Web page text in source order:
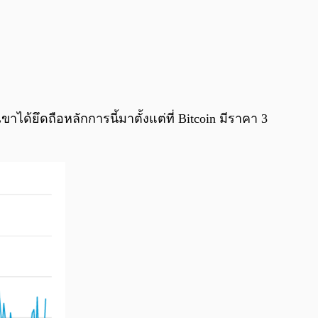
าได้ยึดถือหลักการนี้มาตั้งแต่ที่ Bitcoin มีราคา 3